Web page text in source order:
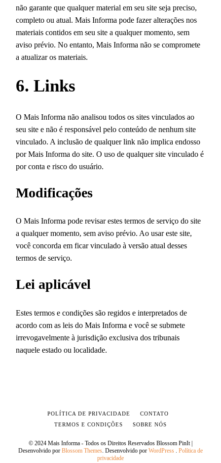
não garante que qualquer material em seu site seja preciso,
completo ou atual. Mais Informa pode fazer alterações nos
materiais contidos em seu site a qualquer momento, sem
aviso prévio. No entanto, Mais Informa não se compromete
a atualizar os materiais.
6. Links
O Mais Informa não analisou todos os sites vinculados ao
seu site e não é responsável pelo conteúdo de nenhum site
vinculado. A inclusão de qualquer link não implica endosso
por Mais Informa do site. O uso de qualquer site vinculado é
por conta e risco do usuário.
Modificações
O Mais Informa pode revisar estes termos de serviço do site
a qualquer momento, sem aviso prévio. Ao usar este site,
você concorda em ficar vinculado à versão atual desses
termos de serviço.
Lei aplicável
Estes termos e condições são regidos e interpretados de
acordo com as leis do Mais Informa e você se submete
irrevogavelmente à jurisdição exclusiva dos tribunais
naquele estado ou localidade.
© 2024 Mais Informa - Todos os Direitos Reservados Blossom PinIt |
Desenvolvido por Blossom Themes . Desenvolvido por WordPress
Política de
privacidade
POLÍTICA DE PRIVACIDADE
CONTATO
TERMOS E CONDIÇÕES
SOBRE NÓS